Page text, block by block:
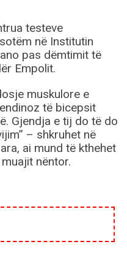
testeve
në Institutin
pas dëmtimit të
Empolit.
muskulore e
të bicepsit
Gjendja e tij do të do
– shkruhet në
ai mund të kthehet
nëntor.